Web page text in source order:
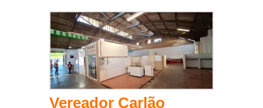
Vereador Carlão